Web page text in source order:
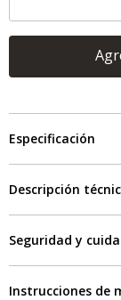
Especificación
Descripción
Seguridad y
Instrucciones de